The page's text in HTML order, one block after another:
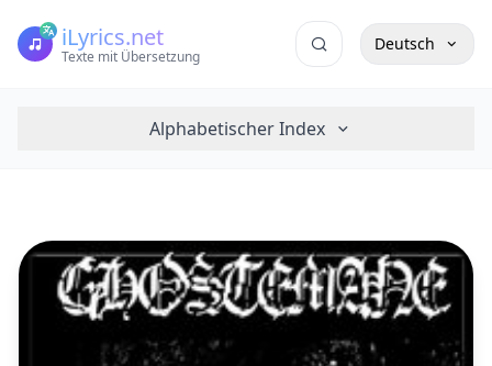
iLyrics.net
Texte mit Übersetzung
Deutsch
Alphabetischer Index